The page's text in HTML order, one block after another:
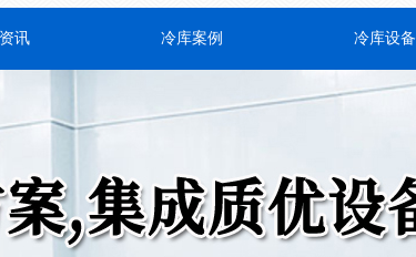
讯 冷库案例 冷库设备